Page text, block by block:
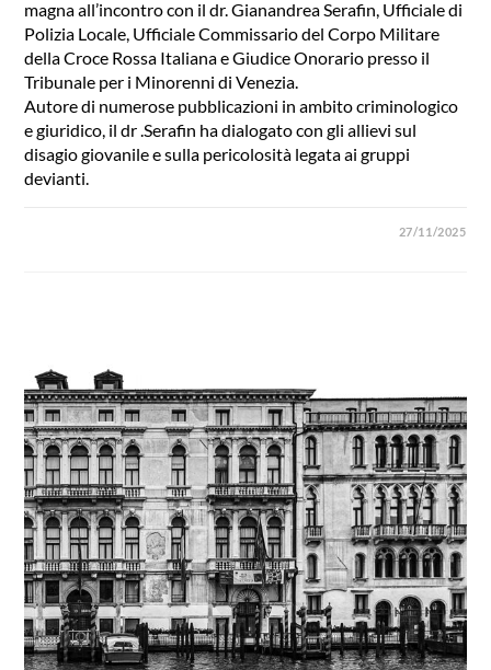
magna all’incontro con il dr. Gianandrea Serafin, Ufficiale di
Polizia Locale, Ufficiale Commissario del Corpo Militare
della Croce Rossa Italiana e Giudice Onorario presso il
Tribunale per i Minorenni di Venezia.
Autore di numerose pubblicazioni in ambito criminologico
e giuridico, il dr .Serafin ha dialogato con gli allievi sul
disagio giovanile e sulla pericolosità legata ai gruppi
devianti.
27/11/2025